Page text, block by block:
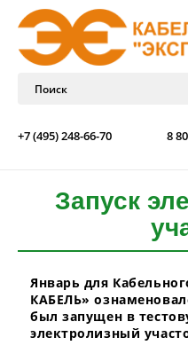
+7 (495) 248-66-70 8
Запуск
Январь для
КАБЕЛЬ»
был запущен в
электролизный